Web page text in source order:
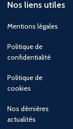
Nos liens utiles
Mentions légales
Politique de
confidentialité
Politique de
cookies
Nos dèrnières
actualités